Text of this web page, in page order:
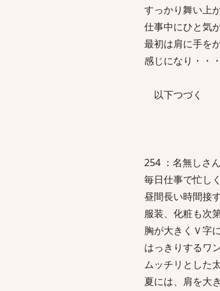
すっかり舞い上
仕事中にひと気
最初は肩に手を
感じになり・・
以下つづく
254 ：名無しさ
毎日仕事で忙し
昼間長い時間接
服装、化粧も次
胸が大きくＶ字
はっきりするワ
ムッチリとした
夏には、肩を大